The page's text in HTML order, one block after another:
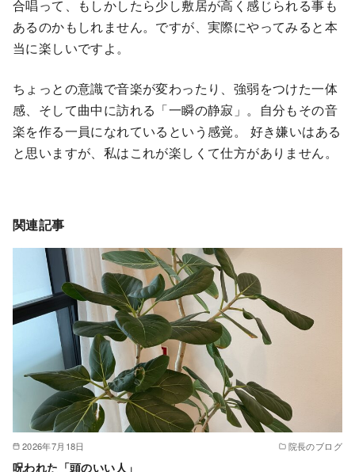
合唱って、もしかしたら少し敷居が高く感じられる事も
あるのかもしれません。ですが、実際にやってみると本
当に楽しいですよ。
ちょっとの意識で音楽が変わったり、強弱をつけた一体
感、そして曲中に訪れる「一瞬の静寂」。自分もその音
楽を作る一員になれているという感覚。 好き嫌いはある
と思いますが、私はこれが楽しくて仕方がありません。
関連記事
2026年7月18日 院長のブログ
呪われた「頭のいい人」